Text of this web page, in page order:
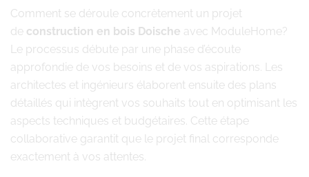
Comment se déroule concrètement un projet
de construction en bois Doische avec ModuleHome?
Le processus débute par une phase d’écoute
approfondie de vos besoins et de vos aspirations. Les
architectes et ingénieurs élaborent ensuite des plans
détaillés qui intègrent vos souhaits tout en optimisant les
aspects techniques et budgétaires. Cette étape
collaborative garantit que le projet final corresponde
exactement à vos attentes.